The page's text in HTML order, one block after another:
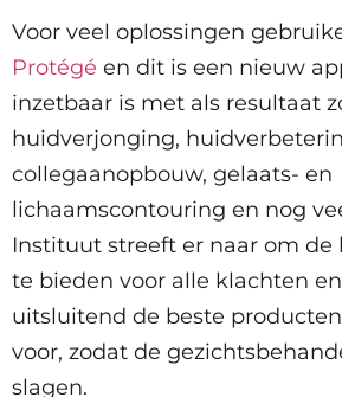
Voor veel oplossingen
Protégé en dit is een nieuw
inzetbaar is met als resultaat
huidverjonging,
collegaanopbouw, gelaats- en
lichaamscontouring en nog
Instituut streeft er naar om de
te bieden voor alle klachten
uitsluitend de beste
voor, zodat de
slagen.